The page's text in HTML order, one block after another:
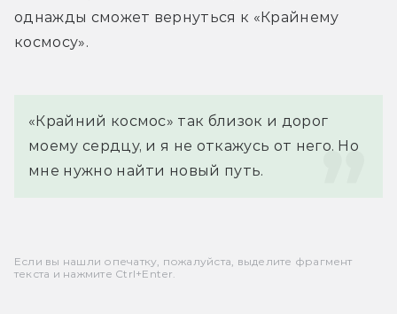
однажды сможет вернуться к «Крайнему
космосу».
«Крайний космос» так близок и дорог
моему сердцу, и я не откажусь от него. Но
мне нужно найти новый путь.
Если вы нашли опечатку, пожалуйста, выделите фрагмент
текста и нажмите Ctrl+Enter.